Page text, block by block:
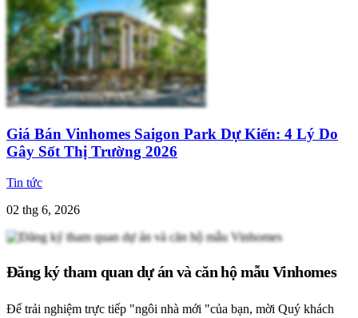
Giá Bán Vinhomes Saigon Park Dự Kiến: 4 Lý Do
Gây Sốt Thị Trường 2026
Tin tức
02 thg 6, 2026
Đăng ký tham quan dự án và căn hộ mẫu Vinhomes
Để trải nghiệm trực tiếp "ngôi nhà mới "của bạn, mời Quý khách